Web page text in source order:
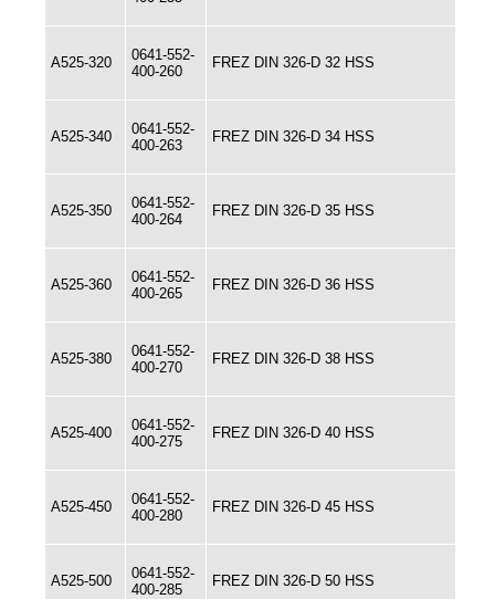
A525-320
0641-552-
400-260
FREZ DIN 326-D 32 HSS
A525-340
0641-552-
400-263
FREZ DIN 326-D 34 HSS
A525-350
0641-552-
400-264
FREZ DIN 326-D 35 HSS
A525-360
0641-552-
400-265
FREZ DIN 326-D 36 HSS
A525-380
0641-552-
400-270
FREZ DIN 326-D 38 HSS
A525-400
0641-552-
400-275
FREZ DIN 326-D 40 HSS
A525-450
0641-552-
400-280
FREZ DIN 326-D 45 HSS
A525-500
0641-552-
400-285
FREZ DIN 326-D 50 HSS